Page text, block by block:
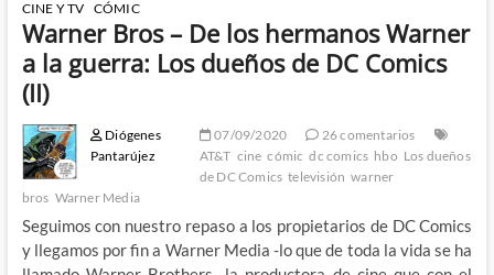
CINE Y TV CÓMIC
Warner Bros – De los hermanos Warner
a la guerra: Los dueños de DC Comics
(II)
Diógenes
Pantarújez
07/09/2020
26 comentarios
AT&T cine cómic dc comics hbo Los dueños
de DC Comics televisión warner
bros Warner Media
Seguimos con nuestro repaso a los propietarios de DC Comics
y llegamos por fin a Warner Media -lo que de toda la vida se ha